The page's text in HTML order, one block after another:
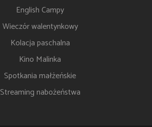
English Campy
Wieczór walentynkowy
Kolacja paschalna
Kino Malinka
Spotkania małżeńskie
Streaming nabożeństwa